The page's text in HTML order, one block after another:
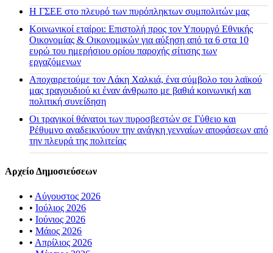
H ΓΣΕΕ στο πλευρό των πυρόπληκτων συμπολιτών μας
Κοινωνικοί εταίροι: Επιστολή προς τον Υπουργό Εθνικής
Οικονομίας & Οικονομικών για αύξηση από τα 6 στα 10
ευρώ του ημερήσιου ορίου παροχής σίτισης των
εργαζόμενων
Αποχαιρετούμε τον Λάκη Χαλκιά, ένα σύμβολο του λαϊκού
μας τραγουδιού κι έναν άνθρωπο με βαθιά κοινωνική και
πολιτική συνείδηση
Οι τραγικοί θάνατοι των πυροσβεστών σε Γύθειο και
Ρέθυμνο αναδεικνύουν την ανάγκη γενναίων αποφάσεων από
την πλευρά της πολιτείας
Αρχείο Δημοσιεύσεων
• Αύγουστος 2026
• Ιούλιος 2026
• Ιούνιος 2026
• Μάιος 2026
• Απρίλιος 2026